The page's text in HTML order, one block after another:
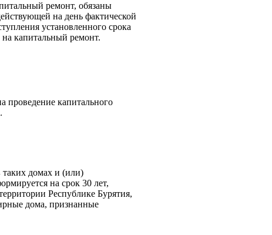
ремонт, обязаны
на день фактической
установленного срока
капитальный ремонт.
проведение капитального
таких домах и (или)
на срок 30 лет,
Республике Бурятия,
дома, признанные